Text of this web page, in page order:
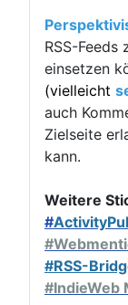
RSS-Feeds
einsetzen
(vielleicht
auch
Zielseite
kann.
Weitere
#
#RSS-
#IndieWeb